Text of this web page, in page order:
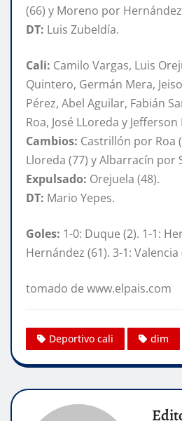
(66) y Moreno por
DT: Luis Zubeldía.
Cali: Camilo Vargas, Luis
Quintero, Germán Mera,
Pérez, Abel Aguilar, Fabián
Roa, José LLoreda y
Cambios: Castrillón por Roa
Lloreda (77) y Albarracín por
Expulsado: Orejuela (48).
DT: Mario Yepes.
Goles: 1-0: Duque (2). 1-1:
Hernández (61). 3-1: Valencia
tomado de www.elpais.com
Deportivo cali dim